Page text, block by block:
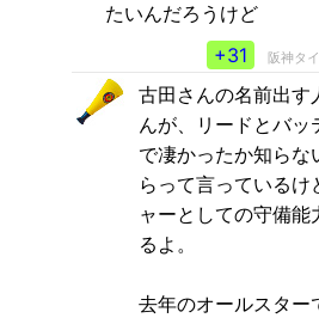
たいんだろうけど
+31
阪神タ
古田さんの名前出す
んが、リードとバッ
で凄かったか知ら
らって言っている
ャーとしての守備能
るよ。
去年のオールスター